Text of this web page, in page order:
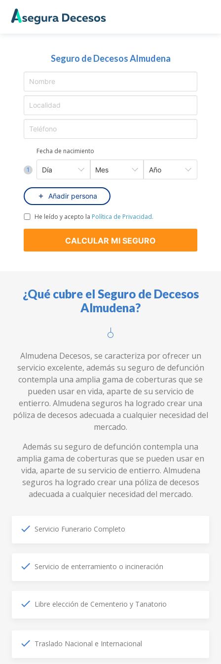
Seguro de Decesos Almudena
Fecha de nacimiento
1
Añadir persona
He leído y acepto la Política de Privacidad.
CALCULAR MI SEGURO
¿Qué cubre el Seguro de Decesos
Almudena?
Almudena Decesos, se caracteriza por ofrecer un
servicio excelente, además su seguro de defunción
contempla una amplia gama de coberturas que se
pueden usar en vida, aparte de su servicio de
entierro. Almudena seguros ha logrado crear una
póliza de decesos adecuada a cualquier necesidad del
mercado.
Además su seguro de defunción contempla una
amplia gama de coberturas que se pueden usar en
vida, aparte de su servicio de entierro. Almudena
seguros ha logrado crear una póliza de decesos
adecuada a cualquier necesidad del mercado.
Servicio Funerario Completo
Servicio de enterramiento o incineración
Libre elección de Cementerio y Tanatorio
Traslado Nacional e Internacional